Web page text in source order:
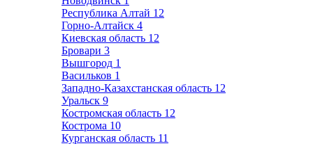
Республика Алтай 12
Горно-Алтайск 4
Киевская область 12
Бровари 3
Вышгород 1
Васильков 1
Западно-Казахстанская область 12
Уральск 9
Костромская область 12
Кострома 10
Курганская область 11